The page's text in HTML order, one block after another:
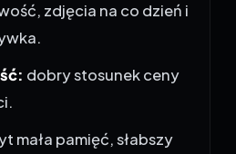
zdjęcia na co dzień i
dobry stosunek ceny
mała pamięć, słabszy